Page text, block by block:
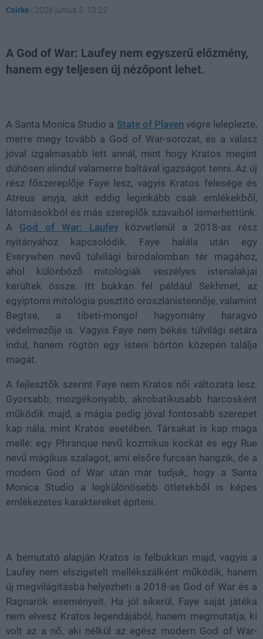
Csirke | 2026 június 3. 13:22
A God of War: Laufey nem egyszerű előzmény,
hanem egy teljesen új nézőpont lehet.
A Santa Monica Studio a State of Playenvégre leleplezte,
merre megy tovább a God of War-sorozat, és a válasz
jóval izgalmasabb lett annál, mint hogy Kratos megint
dühösen elindul valamerre baltával igazságot tenni. Az új
rész főszereplője Faye lesz, vagyis Kratos felesége és
Atreus anyja, akit eddig leginkább csak emlékekből,
látomásokból és más szereplők szavaiból ismerhettünk.
A God of War: Laufeyközvetlenül a 2018-as rész
nyitányához kapcsolódik. Faye halála után egy
Everywhen nevű túlvilági birodalomban tér magához,
ahol különböző mitológiák veszélyes istenalakjai
kerültek össze. Itt bukkan fel például Sekhmet, az
egyiptomi mitológia pusztító oroszlánistennője, valamint
Begtse, a tibeti-mongol hagyomány haragvó
védelmezője is. Vagyis Faye nem békés túlvilági sétára
indul, hanem rögtön egy isteni börtön közepén találja
magát.
A fejlesztők szerint Faye nem Kratos női változata lesz.
Gyorsabb, mozgékonyabb, akrobatikusabb harcosként
működik majd, a mágia pedig jóval fontosabb szerepet
kap nála, mint Kratos esetében. Társakat is kap maga
mellé: egy Phranque nevű kozmikus kockát és egy Rue
nevű mágikus szalagot, ami elsőre furcsán hangzik, de a
modern God of War után már tudjuk, hogy a Santa
Monica Studio a legkülönösebb ötletekből is képes
emlékezetes karaktereket építeni.
A bemutató alapján Kratos is felbukkan majd, vagyis a
Laufey nem elszigetelt mellékszálként működik, hanem
új megvilágításba helyezheti a 2018-as God of War és a
Ragnarök eseményeit. Ha jól sikerül, Faye saját játéka
nem elvesz Kratos legendájából, hanem megmutatja, ki
volt az a nő, aki nélkül az egész modern God of War-